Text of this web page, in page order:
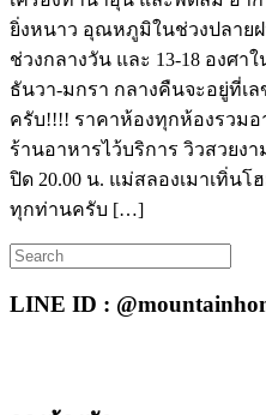
ยิ่งหนาว อุณหภูมิในช่วงปลาย
ช่วงกลางวัน และ 13-18 องศา
ธันวา-มกรา กลางคืนจะอยู่ที่เล
ครับ!!!! ราคาห้องทุกห้องรวม
ร้านอาหารไว้บริการ วิวสวยงา
ปิด 20.00 น. แม่สลองเมาเทิ่น
ทุกท่านครับ […]
Search
for:
LINE ID :